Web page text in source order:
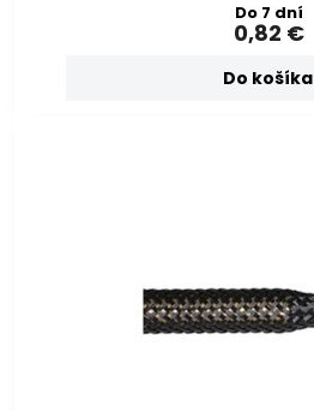
Do 7 dní
0,82 €
Do košíka